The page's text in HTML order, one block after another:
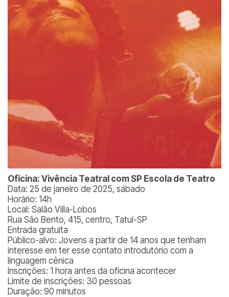
Oficina: Vivência Teatral com SP Escola de Teatro
Data: 25 de janeiro de 2025, sábado
Horário: 14h
Local: Salão Villa-Lobos
Rua São Bento, 415, centro, Tatuí-SP
Entrada gratuita
Público-alvo: Jovens a partir de 14 anos que tenham
interesse em ter esse contato introdutório com a
linguagem cênica
Inscrições: 1 hora antes da oficina acontecer
Limite de inscrições: 30 pessoas
Duração: 90 minutos